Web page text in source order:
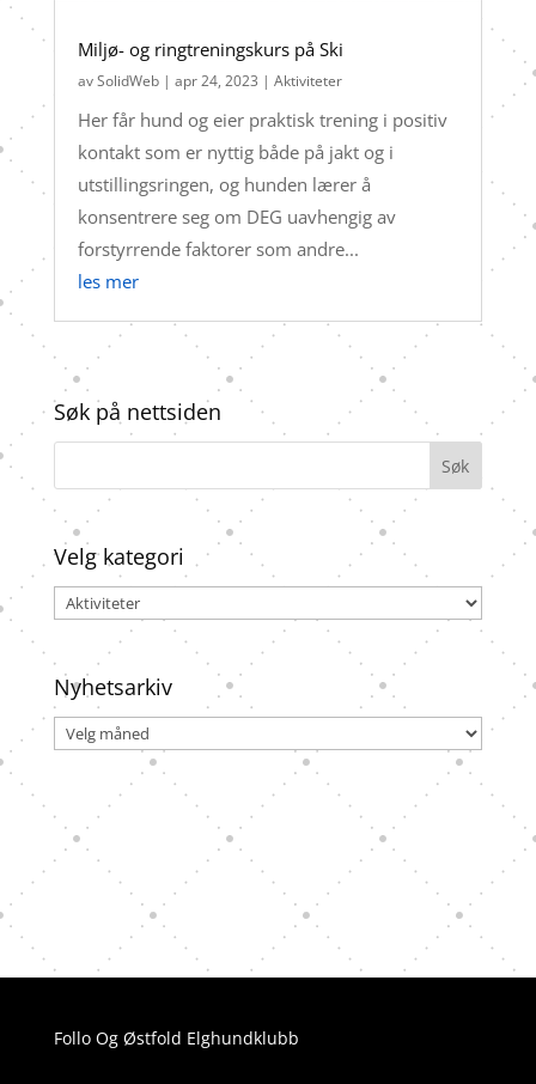
Miljø- og ringtreningskurs på Ski
avSolidWeb| apr 24, 2023 | Aktiviteter
Her får hund og eier praktisk trening i positiv
kontakt som er nyttig både på jakt og i
utstillingsringen, og hunden lærer å
konsentrere seg om DEG uavhengig av
forstyrrende faktorer som andre...
les mer
Søk på nettsiden
Velg kategori
Velg
Nyhetsarkiv
Nyhetsarkiv
Follo Og Østfold Elghundklubb